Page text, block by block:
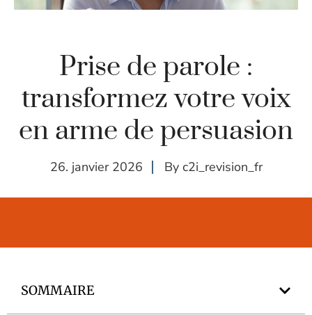
Prise de parole :
transformez votre voix
en arme de persuasion
26. janvier 2026 By c2i_revision_fr
SOMMAIRE